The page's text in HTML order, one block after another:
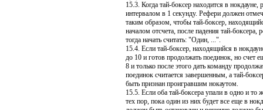
15.3. Когда тай-боксер находится в
интервалом в 1 секунду. Рефери должен
таким образом, чтобы тай-боксер,
началом отсчета, после падения тай-
тогда начать считать: "Один, ...".
15.4. Если тай-боксер, находящийся в
до 10 и готов продолжать поединок, но счет
8 и только после этого дать команду
поединок считается завершенным, а тай-
быть признан проигравшим нокаутом.
15.5. Если оба тай-боксера упали в одно и
тех пор, пока один из них будет все еще в